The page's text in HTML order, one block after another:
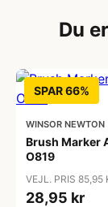
Du
SPAR 66%
WINSOR NEWTON
Brush Marker
O819
VEJL. PRIS 85,95
28,95 kr